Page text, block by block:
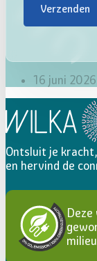
Verzenden
16 juni 2026
Ontsluit je
en hervind de